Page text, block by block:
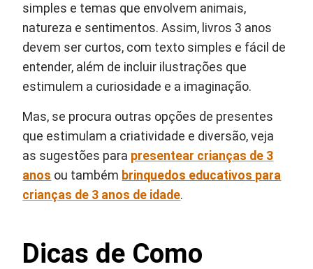
simples e temas que envolvem animais,
natureza e sentimentos. Assim, livros 3 anos
devem ser curtos, com texto simples e fácil de
entender, além de incluir ilustrações que
estimulem a curiosidade e a imaginação.
Mas, se procura outras opções de presentes
que estimulam a criatividade e diversão, veja
as sugestões para presentear crianças de 3
anos ou também brinquedos educativos para
crianças de 3 anos de idade.
Dicas de Como